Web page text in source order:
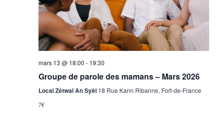
mars 13 @ 18:00 - 19:30
Groupe de parole des mamans – Mars 2026
Local Zétwal An Syèl 18 Rue Kann Ribanne, Fort-de-France
7€